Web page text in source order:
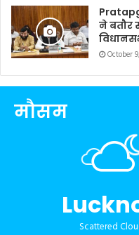
ने
October
मौसम
Scattered